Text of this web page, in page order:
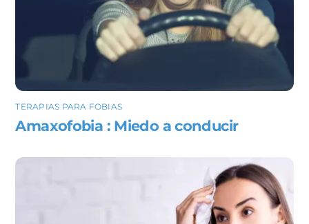
TERAPIAS PARA FOBIAS
Amaxofobia : Miedo a conducir